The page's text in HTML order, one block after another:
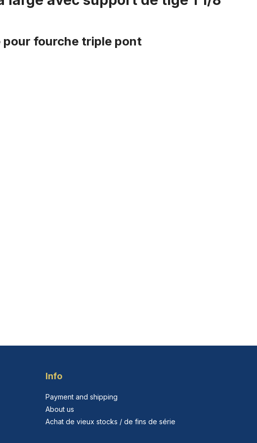
pour fourche triple pont
Info
Payment and shipping
About us
Achat de vieux stocks / de fins de série